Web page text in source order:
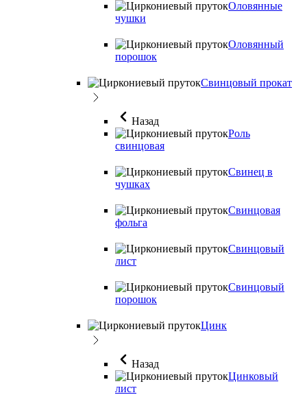
Оловянные
чушки
Оловянный
порошок
Свинцовый прокат
Назад
Роль
свинцовая
Свинец в
чушках
Свинцовая
фольга
Свинцовый
лист
Свинцовый
порошок
Цинк
Назад
Цинковый
лист